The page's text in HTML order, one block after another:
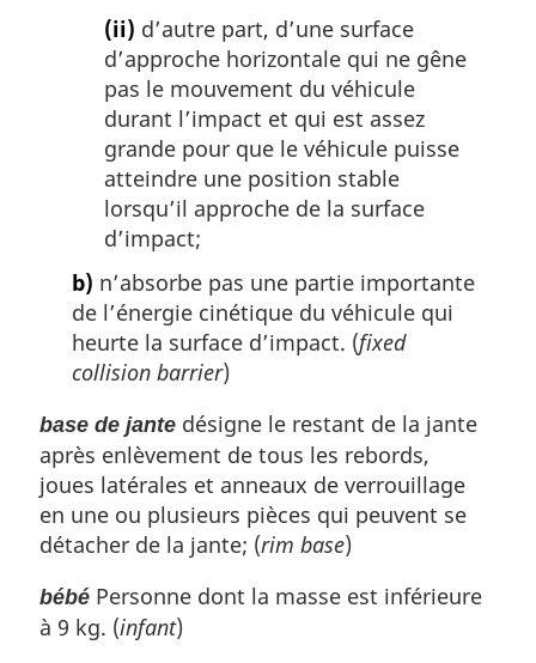
(ii) d’autre part, d’une surface
d’approche horizontale qui ne gêne
pas le mouvement du véhicule
durant l’impact et qui est assez
grande pour que le véhicule puisse
atteindre une position stable
lorsqu’il approche de la surface
d’impact;
b) n’absorbe pas une partie importante
de l’énergie cinétique du véhicule qui
heurte la surface d’impact. (fixed
collision barrier)
base de jante désigne le restant de la jante
après enlèvement de tous les rebords,
joues latérales et anneaux de verrouillage
en une ou plusieurs pièces qui peuvent se
détacher de la jante; (rim base)
bébé Personne dont la masse est inférieure
à 9 kg. (infant)